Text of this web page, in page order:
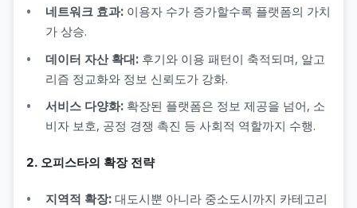
네트워크 효과: 이용자 수가 증가할수록 플랫폼의 가치
가 상승.
데이터 자산 확대: 후기와 이용 패턴이 축적되며, 알고
리즘 정교화와 정보 신뢰도가 강화.
서비스 다양화: 확장된 플랫폼은 정보 제공을 넘어, 소
비자 보호, 공정 경쟁 촉진 등 사회적 역할까지 수행.
2. 오피스타의 확장 전략
지역적 확장: 대도시뿐 아니라 중소도시까지 카테고리